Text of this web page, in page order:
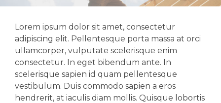
Lorem ipsum dolor sit amet, consectetur
adipiscing elit. Pellentesque porta massa at orci
ullamcorper, vulputate scelerisque enim
consectetur. In eget bibendum ante. In
scelerisque sapien id quam pellentesque
vestibulum. Duis commodo sapien a eros
hendrerit, at iaculis diam mollis. Quisque lobortis